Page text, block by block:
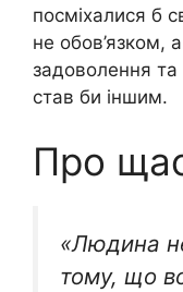
посміхалися б
не обов’язком,
задоволення та
став би іншим.
Про
«Людина
тому, що